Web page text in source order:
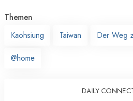
Themen
Kaohsiung
Taiwan Der Weg
@home
DAILY